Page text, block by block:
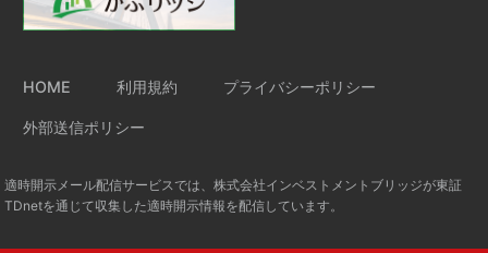
HOME 利用規約 プライバシーポリシー
外部送信ポリシー
適時開示メール配信サービスでは、株式会社インベストメントブリッジが東証
TDnetを通じて収集した適時開示情報を配信しています。